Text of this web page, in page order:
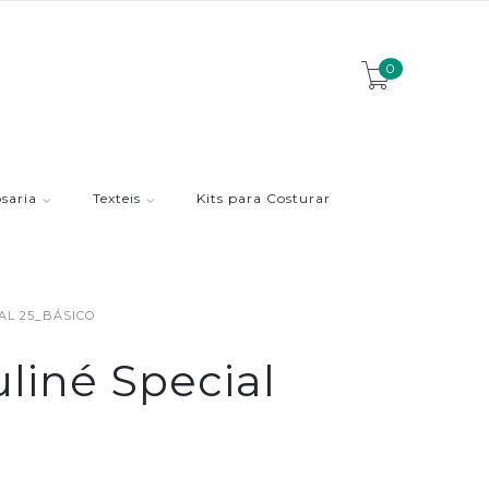
0
Texteis
Kits para Costurar
25_BÁSICO
Special